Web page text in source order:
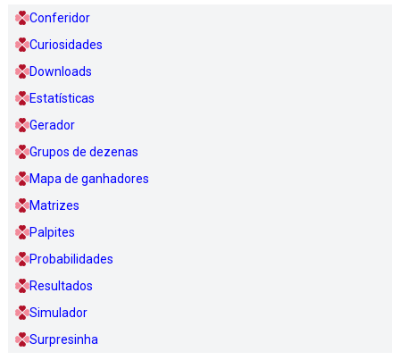
Conferidor
Curiosidades
Downloads
Estatísticas
Gerador
Grupos de dezenas
Mapa de ganhadores
Matrizes
Palpites
Probabilidades
Resultados
Simulador
Surpresinha